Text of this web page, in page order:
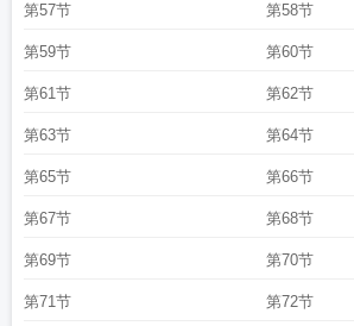
第57节 第58节
第59节 第60节
第61节 第62节
第63节 第64节
第65节 第66节
第67节 第68节
第69节 第70节
第71节 第72节